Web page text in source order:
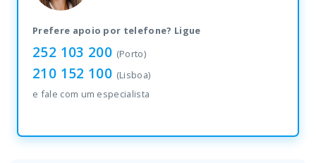
Prefere apoio por telefone? Ligue
252 103 200 (Porto)
210 152 100 (Lisboa)
e fale com um especialista